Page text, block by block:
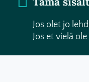
Jos olet jo
Jos et vielä